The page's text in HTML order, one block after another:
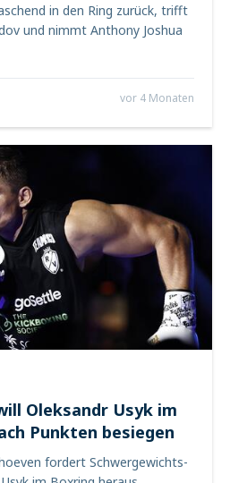
in den Ring zurück, trifft
und nimmt Anthony Joshua
vor 4 Monaten
Oleksandr Usyk im
Punkten besiegen
fordert Schwergewichts-